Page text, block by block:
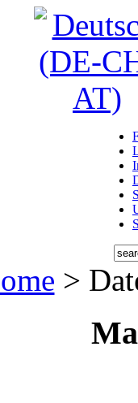
>